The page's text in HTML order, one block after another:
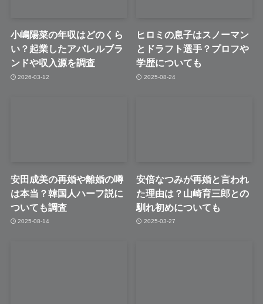
小嶋陽菜の年収はどのくら
い？起業したアパレルブラ
ンドや収入源を調査
2026-03-12
ヒロミの息子はスノーマン
とドラフト選手？プロフや
学歴についても
2025-08-24
安田成美の再婚や離婚の噂
は本当？韓国人ハーフ説に
ついても調査
2025-08-14
安倍なつみが再婚と言われ
た理由は？山崎育三郎との
馴れ初めについても
2025-03-27